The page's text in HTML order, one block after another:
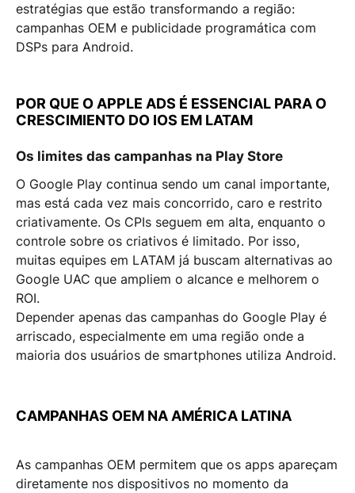
estratégias que estão transformando a região:
campanhas OEM e publicidade programática com
DSPs para Android.
POR QUE O APPLE ADS É ESSENCIAL PARA O
CRESCIMIENTO DO IOS EM LATAM
Os limites das campanhas na Play Store
O Google Play continua sendo um canal importante,
mas está cada vez mais concorrido, caro e restrito
criativamente. Os CPIs seguem em alta, enquanto o
controle sobre os criativos é limitado. Por isso,
muitas equipes em LATAM já buscam alternativas ao
Google UAC que ampliem o alcance e melhorem o
ROI.
Depender apenas das campanhas do Google Play é
arriscado, especialmente em uma região onde a
maioria dos usuários de smartphones utiliza Android.
CAMPANHAS OEM NA AMÉRICA LATINA
As campanhas OEM permitem que os apps apareçam
diretamente nos dispositivos no momento da